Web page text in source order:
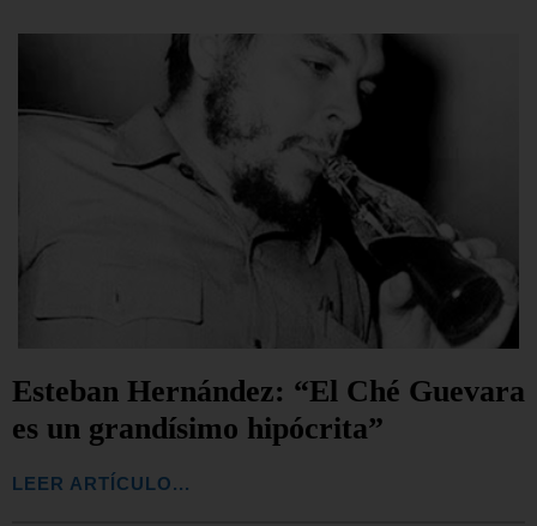
Esteban Hernández: “El Ché Guevara
es un grandísimo hipócrita”
LEER ARTÍCULO...